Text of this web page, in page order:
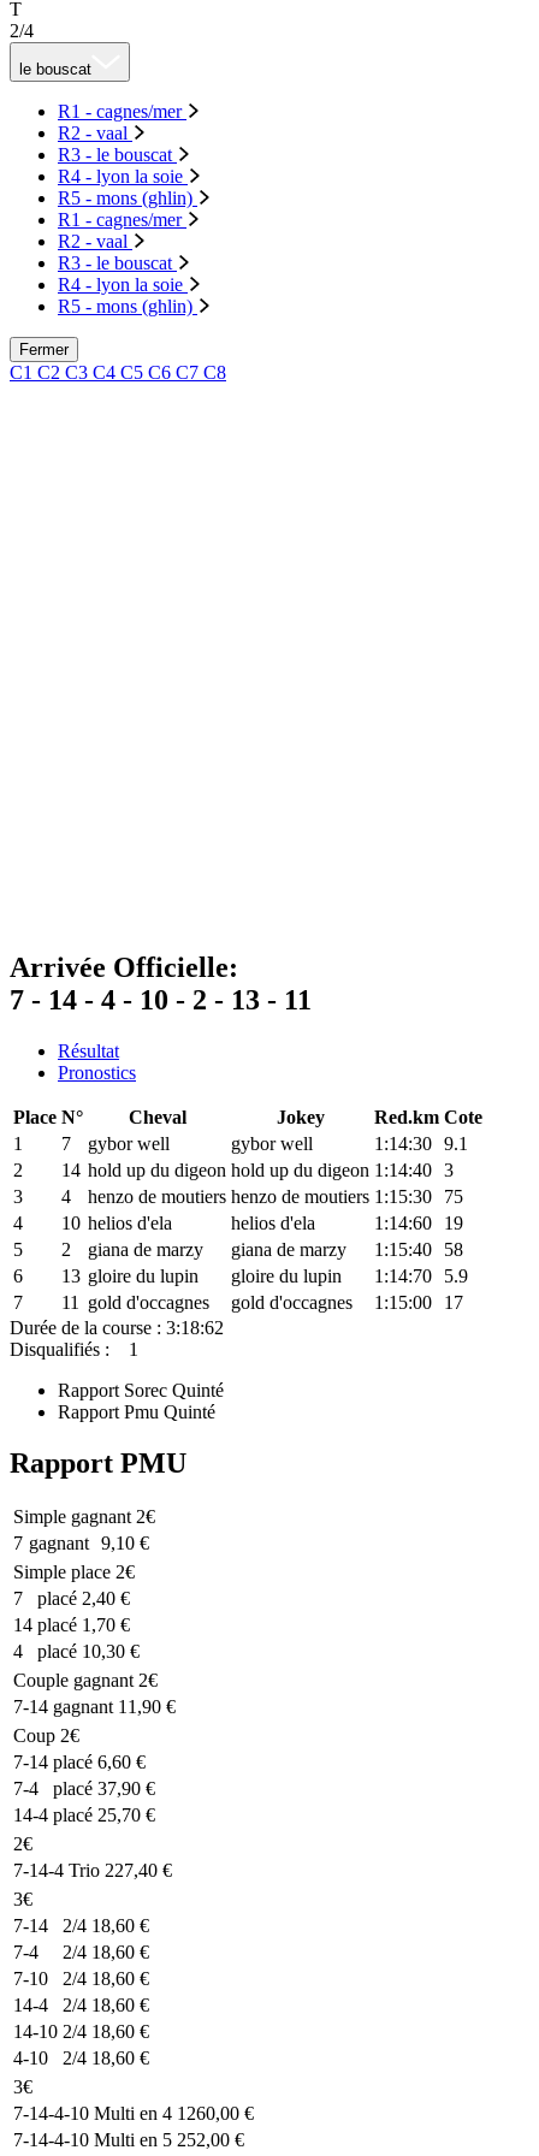
T
2/4
le bouscat
R1 - cagnes/mer
R2 - vaal
R3 - le bouscat
R4 - lyon la soie
R5 - mons (ghlin)
R1 - cagnes/mer
R2 - vaal
R3 - le bouscat
R4 - lyon la soie
R5 - mons (ghlin)
Fermer
C1 C2 C3 C4 C5 C6 C7 C8
Arrivée Officielle:
7 - 14 - 4 - 10 - 2 - 13 - 11
Résultat
Pronostics
Place N° Cheval Jokey Red.km Cote
1
7 gybor well gybor well 1:14:30 9.1
2
14 hold up du digeon hold up du digeon 1:14:40 3
3
4 henzo de moutiers henzo de moutiers 1:15:30
75
4
10 helios d'ela helios d'ela 1:14:60
19
5
2 giana de marzy giana de marzy 1:15:40
58
6
13 gloire du lupin gloire du lupin 1:14:70
5.9
7
11 gold d'occagnes gold d'occagnes 1:15:00
17
Durée de la course : 3:18:62
Disqualifiés : 1
Rapport Sorec Quinté
Rapport Pmu Quinté
Rapport PMU
Simple gagnant 2€
7 gagnant 9,10 €
Simple place 2€
7
placé 2,40 €
14 placé 1,70 €
4
placé 10,30 €
Couple gagnant 2€
7-14 gagnant 11,90 €
Coup 2€
7-14 placé 6,60 €
7-4
placé 37,90 €
14-4 placé 25,70 €
2€
7-14-4 Trio 227,40 €
3€
7-14
2/4 18,60 €
7-4
2/4 18,60 €
7-10
2/4 18,60 €
14-4
2/4 18,60 €
14-10 2/4 18,60 €
4-10
2/4 18,60 €
3€
7-14-4-10 Multi en 4 1260,00 €
7-14-4-10 Multi en 5 252,00 €